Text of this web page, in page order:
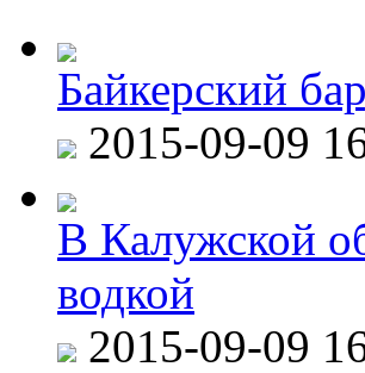
Байкерский
2015-09-09
В Калужской
водкой
2015-09-09